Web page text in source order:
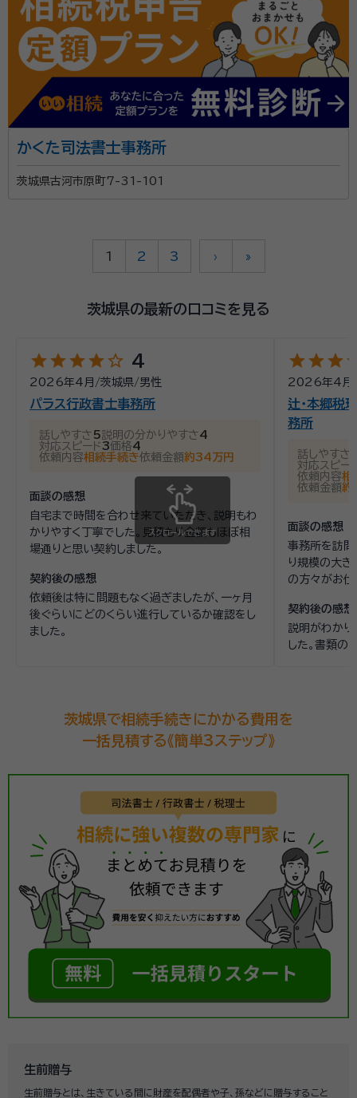
かくた司法書士事務所
茨城県古河市原町7-31-101
1 2 3 › »
茨城県の最新の口コミを見る
starstarstarstarstar_outline 4
2026年4月 /茨城県/男性
パラス行政書士事務所
話しやすさ 5説明の分かりやすさ4
対応スピード3価格4
依頼内容相続手続き依頼金額約34万円
面談の感想
自宅まで時間を合わせ来ていただき、説明もわ
かりやすく丁寧でした。見積もり金額もほぼ相
場通りと思い契約しました。
契約後の感想
依頼後は特に問題もなく過ぎましたが、一ヶ月
後ぐらいにどのくらい進行しているか確認をし
ました。
starstarstar
2026年4月
辻・本郷税
務所
話しやすさ
対応スピー
依頼内容相
依頼金額約
面談の感想
事務所を訪問
り規模の大
の方々がお仕
持ちのいい契
契約後の感想
説明がわかり
した。書類の
スクロールできます
茨城県で相続手続きにかかる費用を
一括見積する《簡単3ステップ》
生前贈与
生前贈与とは、生きている間に財産を配偶者や子、孫などに贈与すること